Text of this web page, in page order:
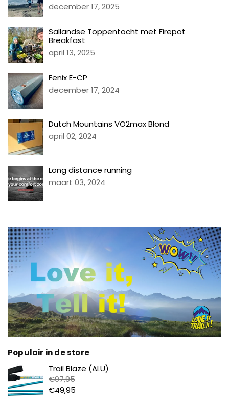
december 17, 2025
Sallandse Toppentocht met Firepot
Breakfast
april 13, 2025
Fenix E-CP
december 17, 2024
Dutch Mountains VO2max Blond
april 02, 2024
Long distance running
maart 03, 2024
Populair in de store
Trail Blaze (ALU)
€97,95
€49,95